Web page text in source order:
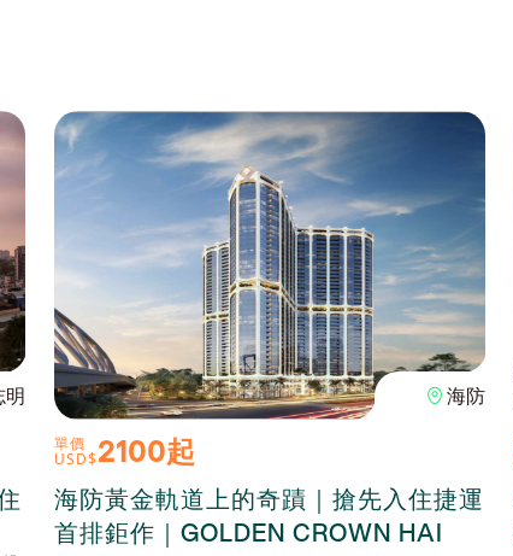
明 海防
單價
USD$2100起
海防黃金軌道上的奇蹟｜搶先入住捷運
首排鉅作｜GOLDEN CROWN HAI